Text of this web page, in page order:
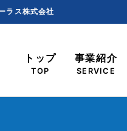
ラス株式会社
トップ
TOP
事業紹介
SERVICE